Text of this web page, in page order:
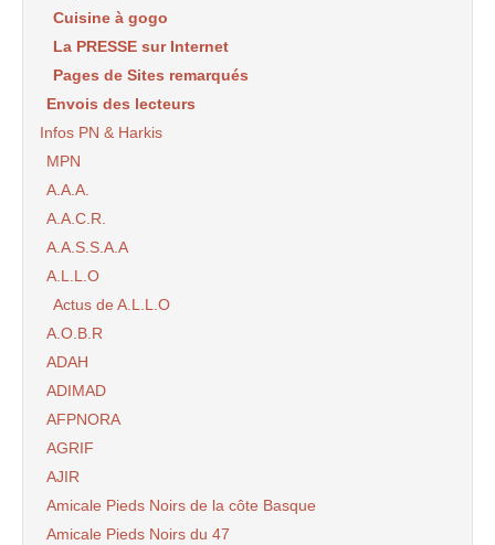
Cuisine à gogo
La PRESSE sur Internet
Pages de Sites remarqués
Envois des lecteurs
Infos PN & Harkis
MPN
A.A.A.
A.A.C.R.
A.A.S.S.A.A
A.L.L.O
Actus de A.L.L.O
A.O.B.R
ADAH
ADIMAD
AFPNORA
AGRIF
AJIR
Amicale Pieds Noirs de la côte Basque
Amicale Pieds Noirs du 47